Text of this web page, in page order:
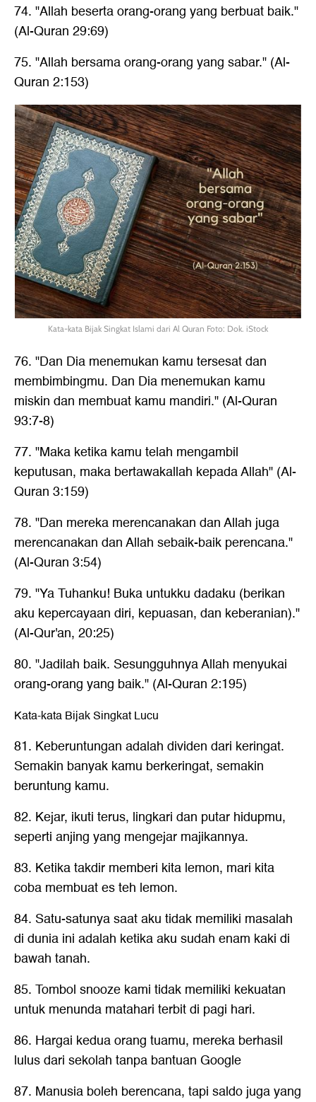
74. "Allah beserta orang-orang yang berbuat baik."
(Al-Quran 29:69)
75. "Allah bersama orang-orang yang sabar." (Al-
Quran 2:153)
Kata-kata Bijak Singkat Islami dari Al Quran Foto: Dok. iStock
76. "Dan Dia menemukan kamu tersesat dan
membimbingmu. Dan Dia menemukan kamu
miskin dan membuat kamu mandiri." (Al-Quran
93:7-8)
77. "Maka ketika kamu telah mengambil
keputusan, maka bertawakallah kepada Allah" (Al-
Quran 3:159)
78. "Dan mereka merencanakan dan Allah juga
merencanakan dan Allah sebaik-baik perencana."
(Al-Quran 3:54)
79. "Ya Tuhanku! Buka untukku dadaku (berikan
aku kepercayaan diri, kepuasan, dan keberanian)."
(Al-Qur'an, 20:25)
80. "Jadilah baik. Sesungguhnya Allah menyukai
orang-orang yang baik." (Al-Quran 2:195)
Kata-kata Bijak Singkat Lucu
81. Keberuntungan adalah dividen dari keringat.
Semakin banyak kamu berkeringat, semakin
beruntung kamu.
82. Kejar, ikuti terus, lingkari dan putar hidupmu,
seperti anjing yang mengejar majikannya.
83. Ketika takdir memberi kita lemon, mari kita
coba membuat es teh lemon.
84. Satu-satunya saat aku tidak memiliki masalah
di dunia ini adalah ketika aku sudah enam kaki di
bawah tanah.
85. Tombol snooze kami tidak memiliki kekuatan
untuk menunda matahari terbit di pagi hari.
86. Hargai kedua orang tuamu, mereka berhasil
lulus dari sekolah tanpa bantuan Google
87. Manusia boleh berencana, tapi saldo juga yang